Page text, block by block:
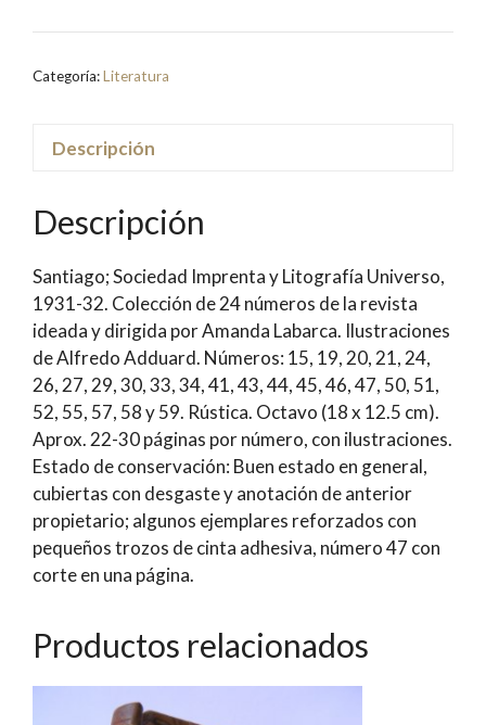
Semanal
Amanda
Hubertson
cantidad
Categoría:Literatura
Descripción
Descripción
Santiago; Sociedad Imprenta y Litografía Universo,
1931-32. Colección de 24 números de la revista
ideada y dirigida por Amanda Labarca. Ilustraciones
de Alfredo Adduard. Números: 15, 19, 20, 21, 24,
26, 27, 29, 30, 33, 34, 41, 43, 44, 45, 46, 47, 50, 51,
52, 55, 57, 58 y 59. Rústica. Octavo (18 x 12.5 cm).
Aprox. 22-30 páginas por número, con ilustraciones.
Estado de conservación: Buen estado en general,
cubiertas con desgaste y anotación de anterior
propietario; algunos ejemplares reforzados con
pequeños trozos de cinta adhesiva, número 47 con
corte en una página.
Productos relacionados